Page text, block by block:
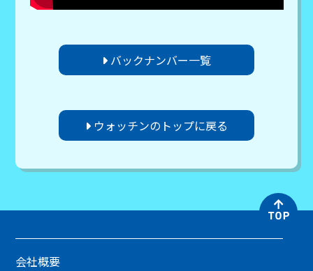
バックナンバー一覧
ウォッチンのトップに戻る
会社概要